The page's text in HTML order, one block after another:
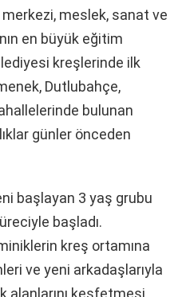
merkezi, meslek, sanat ve
en büyük eğitim
kreşlerinde ilk
Dutlubahçe,
bulunan
günler önceden
başlayan 3 yaş grubu
başladı.
kreş ortamına
ve yeni arkadaşlarıyla
alanlarını keşfetmesi